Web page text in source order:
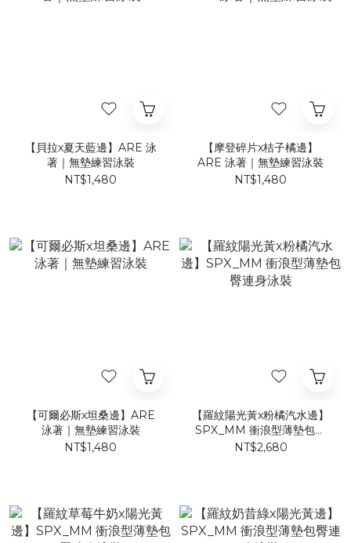
【貝拉x夏天藍邊】ARE 泳
著｜無墊練習泳裝
NT$1,480
【摩登碎片x桔子橘邊】
ARE 泳著｜無墊練習泳裝
NT$1,480
【可爾必斯x坦桑邊】ARE
泳著｜無墊練習泳裝
NT$1,480
【羅紋陽光黃x粉橘汽水邊】
SPX_MM 衝浪型薄墊包臀
連身泳裝
NT$2,680